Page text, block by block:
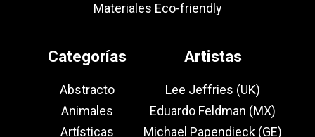
Materiales Eco-friendly
Categorías
Abstracto
Animales
Artísticas
Artistas
Lee Jeffries (UK)
Eduardo Feldman (MX)
Michael Papendieck (GE)